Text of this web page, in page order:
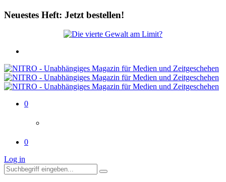
Neuestes Heft: Jetzt bestellen!
0
0
Log in